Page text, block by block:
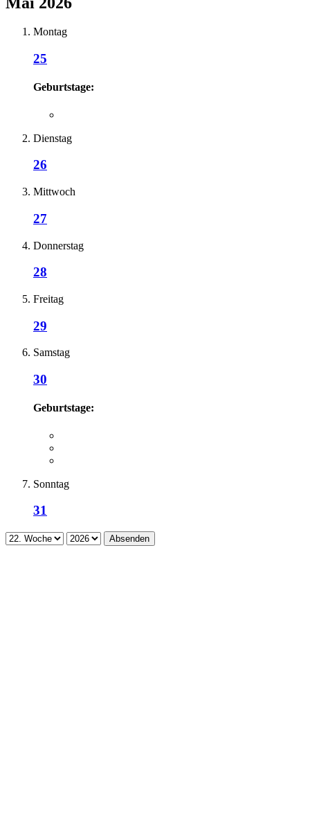
Montag
25
Geburtstage:
Dienstag
26
Mittwoch
27
Donnerstag
28
Freitag
29
Samstag
30
Geburtstage:
Sonntag
31
Absenden